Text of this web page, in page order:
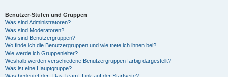
Benutzer-Stufen und Gruppen
Was sind Administratoren?
Was sind Moderatoren?
Was sind Benutzergruppen?
Wo finde ich die Benutzergruppen und wie trete ich ihnen bei?
Wie werde ich Gruppenleiter?
Weshalb werden verschiedene Benutzergruppen farbig dargestellt?
Was ist eine Hauptgruppe?